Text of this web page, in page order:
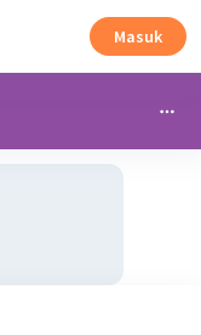
Masuk